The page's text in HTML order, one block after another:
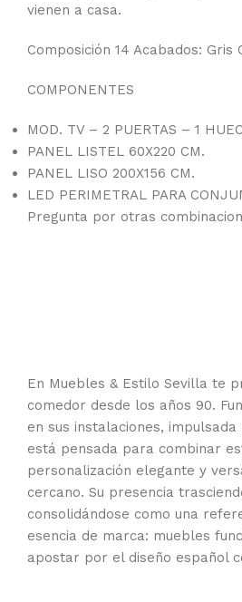
vienen a casa.
Composición 14 Acabados: Gris
COMPONENTES
MOD. TV – 2 PUERTAS – 1
PANEL LISTEL 60X220 CM.
PANEL LISO 200X156 CM.
LED PERIMETRAL PARA
Pregunta por otras
En Muebles & Estilo Sevilla te
comedor desde los años 90.
en sus instalaciones,
está pensada para combinar
personalización elegante y
cercano. Su presencia
consolidándose como una
esencia de marca: muebles
apostar por el diseño español